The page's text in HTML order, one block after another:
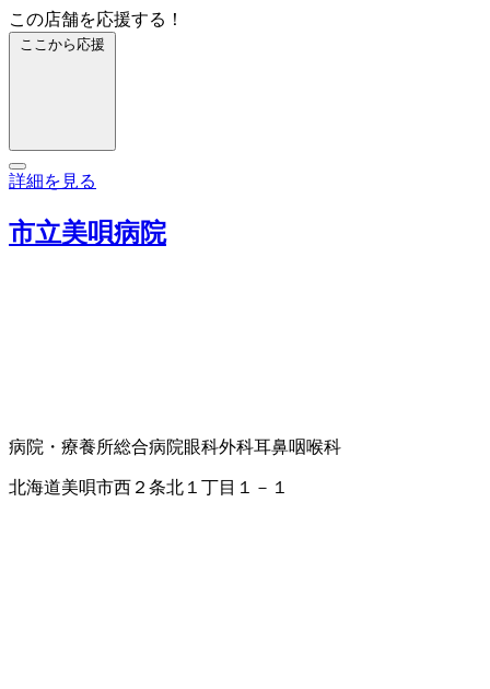
この店舗を応援する！
ここから応援
詳細を見る
市立美唄病院
病院・療養所総合病院眼科外科耳鼻咽喉科
北海道美唄市西２条北１丁目１－１